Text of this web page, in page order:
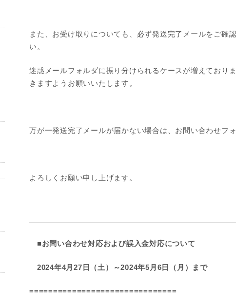
また、お受け取りについても、必ず発送完了メールをご確
い。
迷惑メールフォルダに振り分けられるケースが増えており
きますようお願いいたします。
万が一発送完了メールが届かない場合は、お問い合わせフ
よろしくお願い申し上げます。
■お問い合わせ対応および誤入金対応について
2024年4月27日（土）～2024年5月6日（月）まで
===============================